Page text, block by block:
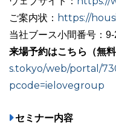
ご案内状： https://
当社ブース小間番号：
来場予約はこちら（無料
s.tokyo/web/portal/
pcode=ielovegroup
セミナー内容